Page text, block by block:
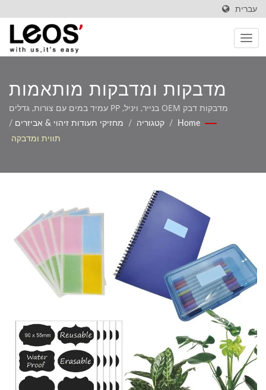
עברית
מדבקות ומדבקות מותאמות
אישית לאריזות, תיקון וקידום
מותג
מדבקות דבק OEM בנייר, ויניל, PP עמיד במים עם צורות, גדלים
וגימורים מותאמים אישית
Home
/ קטגוריה / מחזיקי תעודות זיהוי & אביזרים /
תווית ומדבקה